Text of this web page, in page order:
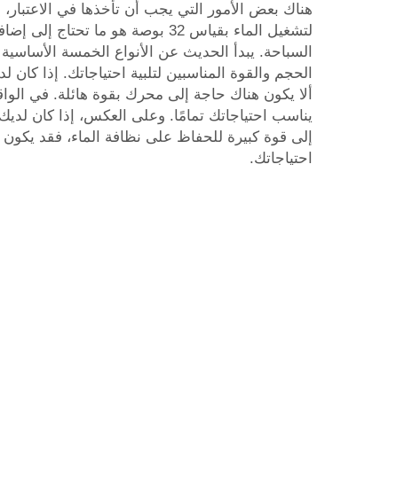
هناك بعض الأمور التي يجب أن تأخذها في الاعتبار،
لتشغيل الماء بقياس 32 بوصة هو ما
السباحة. يبدأ الحديث عن الأنواع الخمسة الأساسية
الحجم والقوة المناسبين لتلبية احتياجاتك. إذا
ألا يكون هناك حاجة إلى محرك بقوة هائلة. في
يناسب احتياجاتك تمامًا. وعلى العكس، إذا كان
إلى قوة كبيرة للحفاظ على نظافة الماء، فقد يكون
احتياجاتك.